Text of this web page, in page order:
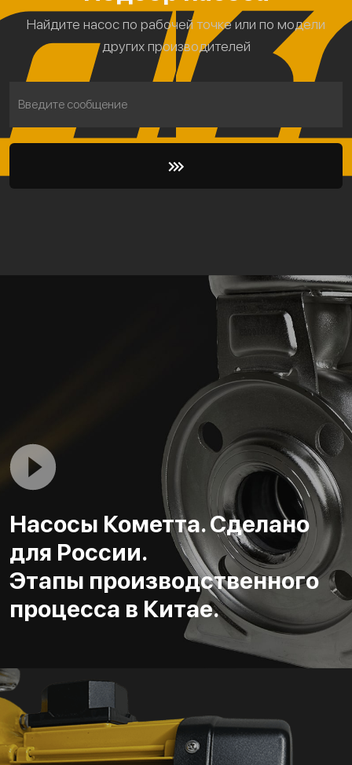
Найдите насос по рабочей точке или по модели
других производителей
Введите сообщение
Насосы Кометта. Сделано
для России.
Этапы производственного
процесса в Китае.